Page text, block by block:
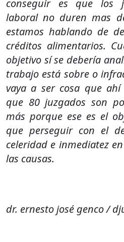
conseguir es que los
laboral no duren mas
estamos hablando de
créditos alimentarios.
objetivo sí se debería
trabajo está sobre o
vaya a ser cosa que
que 80 juzgados son
más porque ese es el
que perseguir con el
celeridad e inmediatez
las causas.
dr. ernesto josé genco /